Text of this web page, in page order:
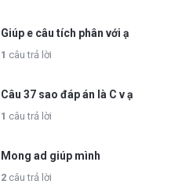
Giúp e câu tích phân với ạ
1 câu trả lời
Câu 37 sao đáp án là C v ạ
1 câu trả lời
Mong ad giúp mình
2câu trả lời